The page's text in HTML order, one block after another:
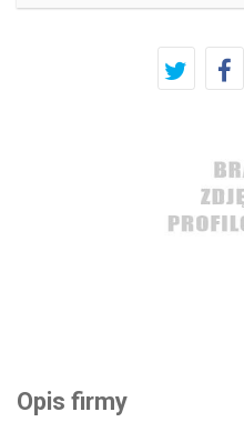
Opis firmy